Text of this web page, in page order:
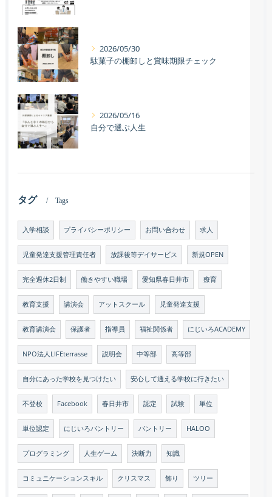
2026/05/30
駄菓子の棚卸しと賞味期限チェック
2026/05/16
自分で選ぶ人生
タグ Tags
入学相談 プライバシーポリシー お問い合わせ 求人
児童発達支援管理責任者 放課後等デイサービス 新規OPEN
完全週休2日制 働きやすい職場 愛知県春日井市 療育
教育支援 講演会 アットスクール 児童発達支援
教育講演会 保護者 指導員 福祉関係者 にじいろACADEMY
NPO法人LIFEterrasse 説明会 中等部 高等部
自分にあった学校を見つけたい 安心して通える学校に行きたい
不登校 Facebook 春日井市 認定 試験 単位
単位認定 にじいろパントリー パントリー HALOO
プログラミング 人生ゲーム 決断力 知識
コミュニケーションスキル クリスマス 飾り ツリー